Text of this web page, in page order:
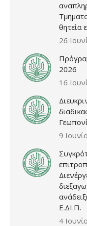
θητεία
26
2026
16
9
Ε.ΔΙ.Π.
4